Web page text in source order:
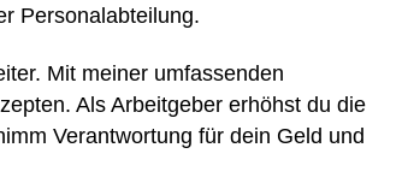
Personalabteilung.
Mit meiner umfassenden
Als Arbeitgeber erhöhst du die
Verantwortung für dein Geld und